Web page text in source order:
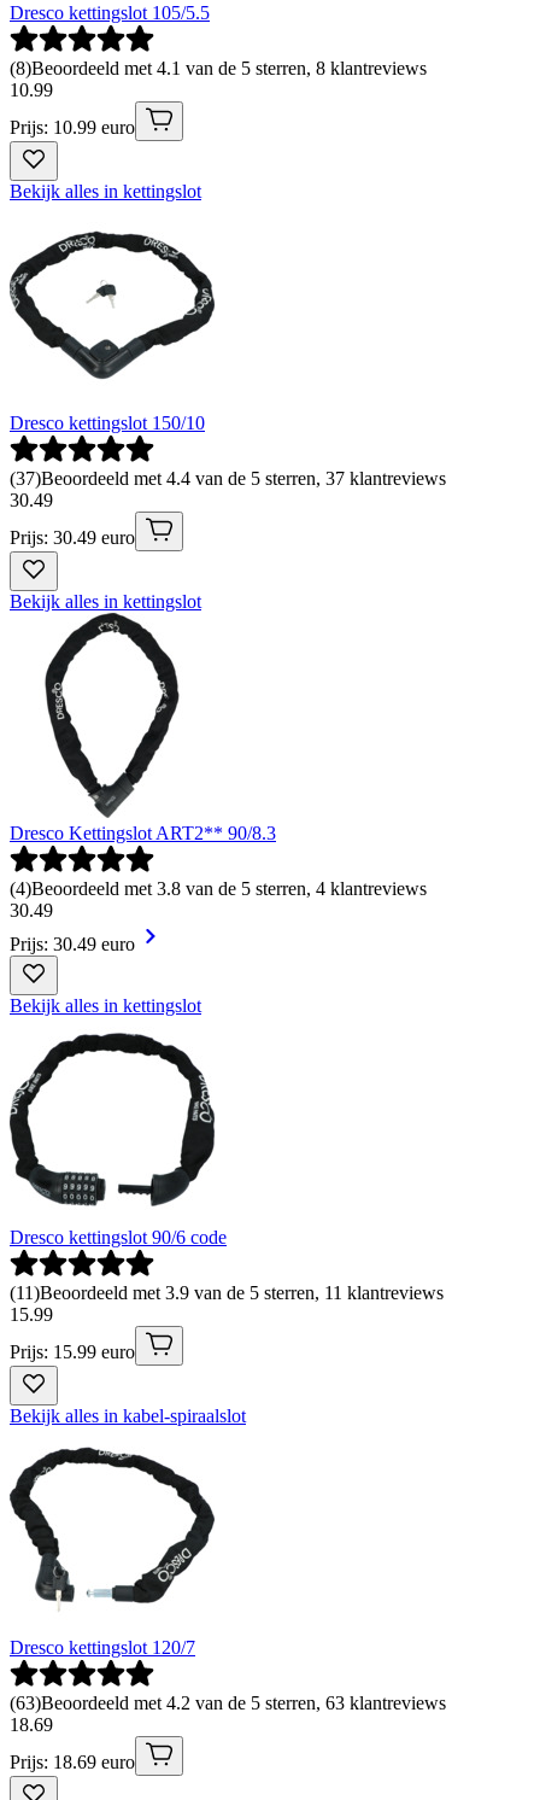
Dresco kettingslot 105/5.5
(8)Beoordeeld met 4.1 van de 5 sterren, 8 klantreviews
10.99
Prijs: 10.99 euro
Bekijk alles in kettingslot
Dresco kettingslot 150/10
(37)Beoordeeld met 4.4 van de 5 sterren, 37 klantreviews
30.49
Prijs: 30.49 euro
Bekijk alles in kettingslot
Dresco Kettingslot ART2** 90/8.3
(4)Beoordeeld met 3.8 van de 5 sterren, 4 klantreviews
30.49
Prijs: 30.49 euro
Bekijk alles in kettingslot
Dresco kettingslot 90/6 code
(11)Beoordeeld met 3.9 van de 5 sterren, 11 klantreviews
15.99
Prijs: 15.99 euro
Bekijk alles in kabel-spiraalslot
Dresco kettingslot 120/7
(63)Beoordeeld met 4.2 van de 5 sterren, 63 klantreviews
18.69
Prijs: 18.69 euro